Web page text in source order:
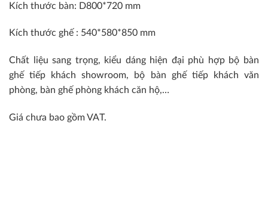
Kích thước bàn: D800*720 mm
Kích thước ghế : 540*580*850 mm
Chất liệu sang trọng, kiểu dáng hiện đại phù hợp bộ bàn
ghế tiếp khách showroom, bộ bàn ghế tiếp khách văn
phòng, bàn ghế phòng khách căn hộ,…
Giá chưa bao gồm VAT.